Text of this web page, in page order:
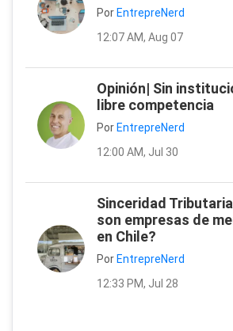
Por EntrepreNerd
12:07 AM, Aug 07
Opinión| Sin
libre competencia
Por EntrepreNerd
12:00 AM, Jul 30
Sinceridad
son empresas de
en Chile?
Por EntrepreNerd
12:33 PM, Jul 28